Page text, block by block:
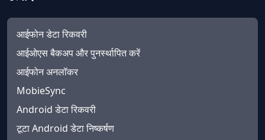
आईफोन डेटा रिकवरी
आईओएस बैकअप और पुनर्स्थापित करें
आईफोन अनलॉकर
MobieSync
Android डेटा रिकवरी
टूटा Android डेटा निष्कर्षण